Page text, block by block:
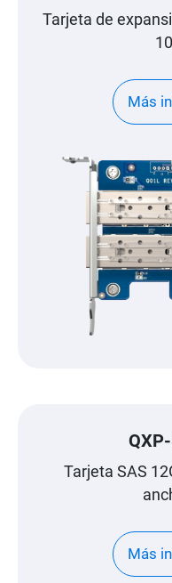
Tarjeta de
Más
Tarjeta SAS
Más